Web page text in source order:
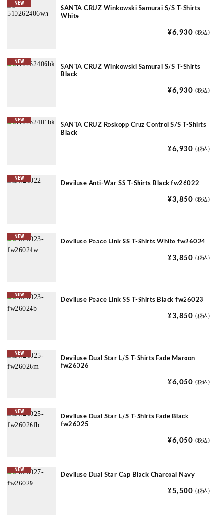
NEW
SANTA CRUZ Winkowski Samurai S/S T-Shirts
White
¥6,930 (税込)
NEW
SANTA CRUZ Winkowski Samurai S/S T-Shirts
Black
¥6,930 (税込)
NEW
SANTA CRUZ Roskopp Cruz Control S/S T-Shirts
Black
¥6,930 (税込)
NEW
Deviluse Anti-War SS T-Shirts Black fw26022
¥3,850 (税込)
NEW
Deviluse Peace Link SS T-Shirts White fw26024
¥3,850 (税込)
NEW
Deviluse Peace Link SS T-Shirts Black fw26023
¥3,850 (税込)
NEW
Deviluse Dual Star L/S T-Shirts Fade Maroon
fw26026
¥6,050 (税込)
NEW
Deviluse Dual Star L/S T-Shirts Fade Black
fw26025
¥6,050 (税込)
NEW
Deviluse Dual Star Cap Black Charcoal Navy
¥5,500 (税込)